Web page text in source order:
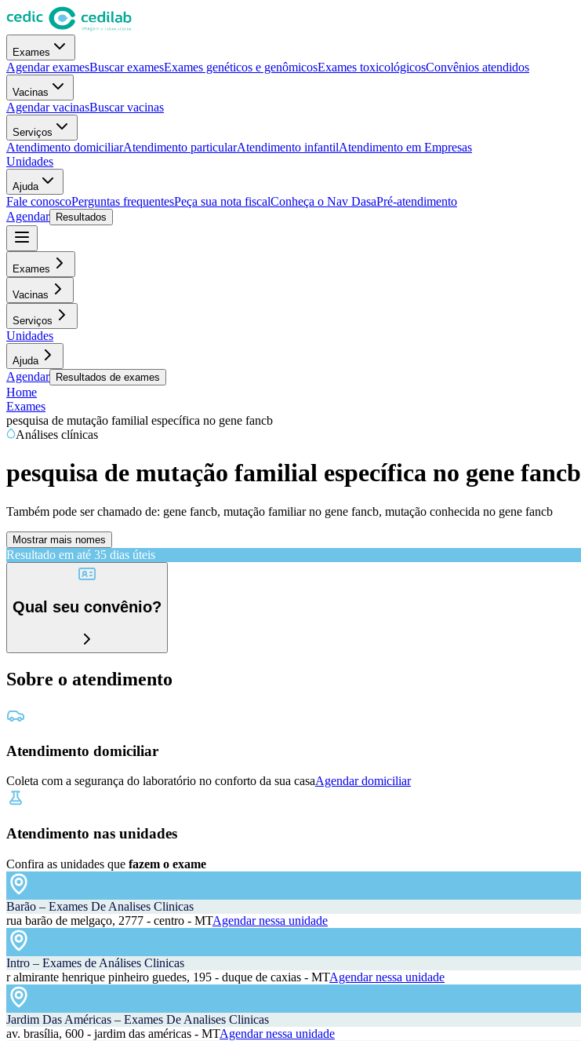
Exames
Agendar examesBuscar examesExames genéticos e genômicosExames toxicológicosConvênios atendidos
Vacinas
Agendar vacinasBuscar vacinas
Serviços
Atendimento domiciliarAtendimento particularAtendimento infantilAtendimento em Empresas
Unidades
Ajuda
Fale conoscoPerguntas frequentesPeça sua nota fiscalConheça o Nav DasaPré-atendimento
Agendar
Resultados
Exames
Vacinas
Serviços
Unidades
Ajuda
Agendar Resultados de exames
Home
Exames
pesquisa de mutação familial específica no gene fancb
Análises clínicas
pesquisa de mutação familial específica no gene fancb
Também pode ser chamado de: gene fancb, mutação familiar no gene fancb, mutação conhecida no gene fancb
Mostrar mais nomes
Resultado em até 35 dias úteis
Qual seu convênio?
Sobre o atendimento
Atendimento domiciliar
Coleta com a segurança do laboratório no conforto da sua casaAgendar domiciliar
Atendimento nas unidades
Confira as unidades que fazem o exame
Barão – Exames De Analises Clinicas
rua barão de melgaço, 2777 - centro - MTAgendar nessa unidade
Intro – Exames de Análises Clinicas
r almirante henrique pinheiro guedes, 195 - duque de caxias - MTAgendar nessa unidade
Jardim Das Américas – Exames De Analises Clinicas
av. brasília, 600 - jardim das américas - MTAgendar nessa unidade